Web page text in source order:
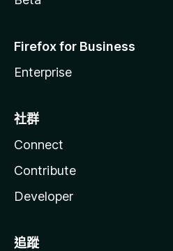
Firefox for Business
Enterprise
社群
Connect
Contribute
Developer
追蹤